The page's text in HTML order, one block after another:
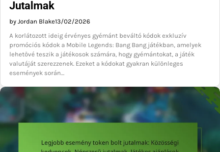
Jutalmak
by Jordan Blake13/02/2026
A korlátozott ideig érvényes gyémánt beváltó kódok exkluzív
promóciós kódok a Mobile Legends: Bang Bang játékban, amelyek
lehetővé teszik a játékosok számára, hogy gyémántokat, a játék
valutáját szerezzenek. Ezeket a kódokat gyakran különleges
események során…